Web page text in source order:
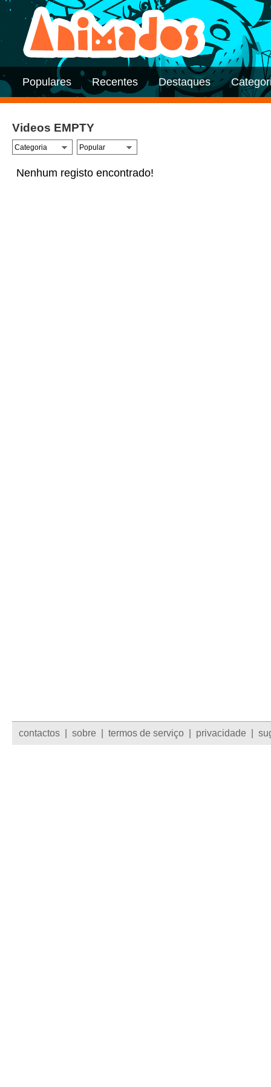
Populares Recentes Destaques
Videos EMPTY
Nenhum registo encontrado!
contactos sobre termos de serviço privacidade